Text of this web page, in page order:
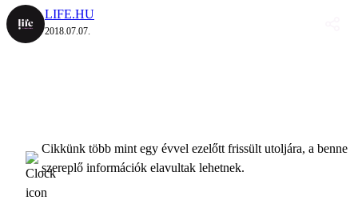
LIFE.HU
2018.07.07.
Cikkünk több mint egy évvel ezelőtt frissült utoljára, a benne
szereplő információk elavultak lehetnek.